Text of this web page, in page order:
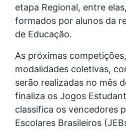
etapa Regional, entre
formados por alunos da
de Educação.
As próximas
modalidades coletivas,
serão realizadas no mês
finaliza os Jogos
classifica os vencedores
Escolares Brasileiros